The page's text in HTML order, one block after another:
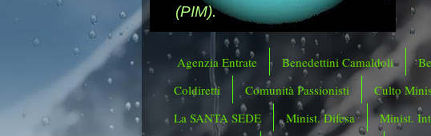
(PIM).
Agenzia Entrate Benedettini Camaldoli
Coldiretti
Comunità Passionisti Culto
La SANTA SEDE
Minist. Difesa Minist.